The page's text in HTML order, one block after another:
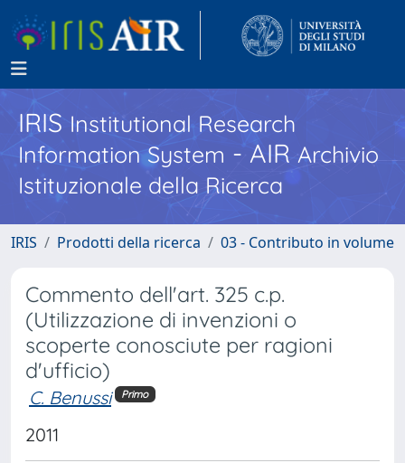
IRISInstitutional Research
Information System - AIR Archivio
Istituzionale della Ricerca
IRIS Prodotti della ricerca 03 - Contributo in volume
Commento dell'art. 325 c.p.
(Utilizzazione di invenzioni o
scoperte conosciute per ragioni
d'ufficio)
C. Benussi Primo
2011